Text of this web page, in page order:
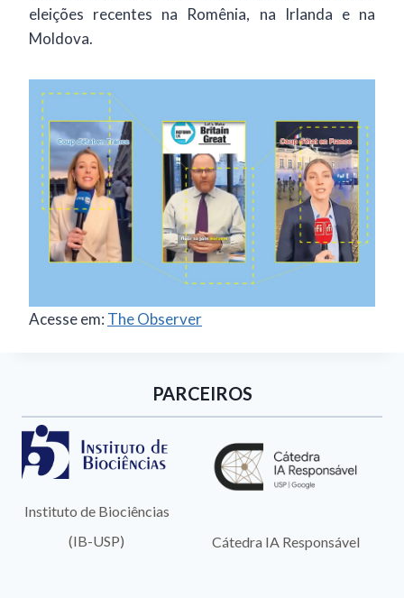
eleições recentes na Romênia, na Irlanda e na
Moldova.
Acesse em: The Observer
PARCEIROS
Cátedra IA Responsável
nic.br